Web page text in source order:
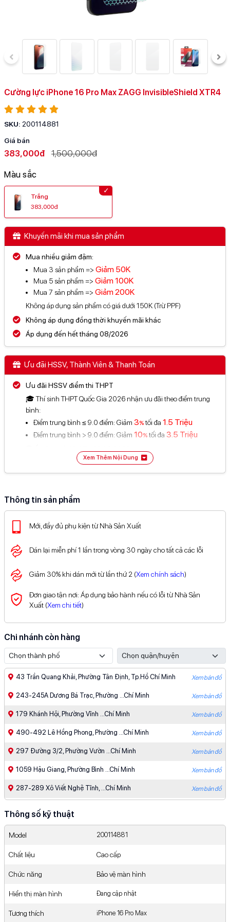
Cường lực iPhone 16 Pro Max ZAGG InvisibleShield XTR4
SKU: 200114881
Giá bán
383,000đ 1,500,000đ
Màu sắc
Trắng
383,000đ
Khuyến mãi khi mua sản phẩm
Mua nhiều giảm đậm:
Mua 3 sản phẩm => Giảm 50K
Mua 5 sản phẩm => Giảm100K
Mua 7 sản phẩm => Giảm200K
Không áp dụng sản phẩm có giá dưới 150K (Trừ PPF)
Không áp dụng đồng thời khuyến mãi khác
Áp dụng đến hết tháng 08/2026
Ưu đãi HSSV, Thành Viên & Thanh Toán
Ưu đãi HSSV điểm thi THPT
🎓 Thí sinh THPT Quốc Gia 2026 nhận ưu đãi theo điểm trung
bình:
Điểm trung bình ≤ 9.0 điểm: Giảm 3% tối đa 1.5 Triệu
Điểm trung bình > 9.0 điểm: Giảm 10% tối đa 3.5 Triệu
Điều kiện áp dụng xem chi tiết tại đây
Giảm100Kvoucher sinh nhật
Giảm5%tối đa500K khi thanh toán SPayLater
Giảm 50% tối đa50Kvà miễn phí giao dịch cho khách nước
Giảm5%tối đa200Kkhi thanh toán Kredivo( Xem chi tiết
Xem Thêm Nội Dung
Thông tin sản phẩm
Mới, đầy đủ phụ kiện từ Nhà Sản Xuất
Dán lại miễn phí 1 lần trong vòng 30 ngày cho tất cả các lỗi
Giảm 30% khi dán mới từ lần thứ 2 (Xem chính sách)
Đơn giao tận nơi: Áp dụng bảo hành nếu có lỗi từ Nhà Sản
Xuất (Xem chi tiết)
Chi nhánh còn hàng
43 Trần Quang Khải, Phường Tân Định, Tp.Hồ Chí Minh Xem bản đồ
243-245A Dương Bá Trạc, Phường ...Chí Minh Xem bản đồ
179 Khánh Hội, Phường Vĩnh ...Chí Minh Xem bản đồ
490-492 Lê Hồng Phong, Phường ...Chí Minh Xem bản đồ
297 Đường 3/2, Phường Vườn ...Chí Minh Xem bản đồ
1059 Hậu Giang, Phường Bình ...Chí Minh Xem bản đồ
287-289 Xô Viết Nghệ Tĩnh, ...Chí Minh Xem bản đồ
910 Âu Cơ, Phường Tân ...Chí Minh Xem bản đồ
539 Quang Trung, Phường Gò ...Chí Minh
93/8A Nguyễn Ảnh Thủ, Khu ...Chí Minh
Thông số kỹ thuật
Model 200114881
Chất liệu Cao cấp
Chức năng Bảo vệ màn hình
Hiển thị màn hình Đang cập nhật
Tương thích iPhone 16 Pro Max